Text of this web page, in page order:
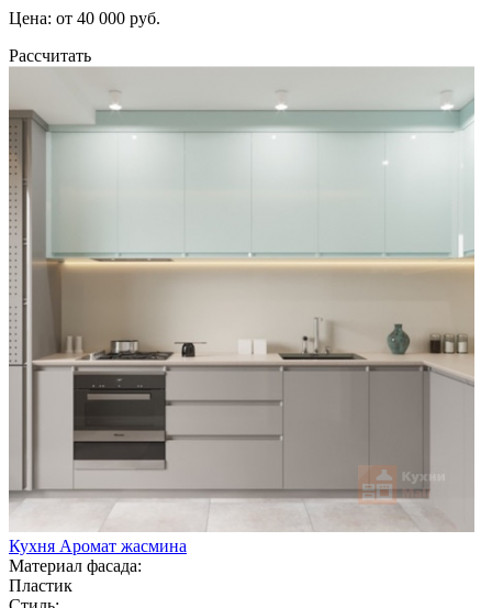
Цена: от 40 000 руб.
Рассчитать
Кухня Аромат жасмина
Материал фасада:
Пластик